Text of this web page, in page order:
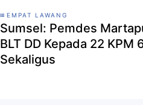
EMPAT LAWANG
Sumsel: Pemdes
BLT DD Kepada 22 KPM
Sekaligus